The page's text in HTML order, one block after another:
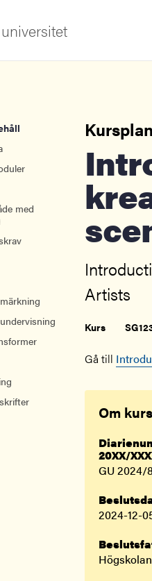
och innovation
med
Kursplan
Introduktion till
Artists
Kurs
Gå till
Om
20XX/
GU 2024/
2024-12-